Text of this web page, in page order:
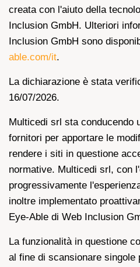
creata con l'aiuto della
Inclusion GmbH. Ulteriori
Inclusion GmbH sono
able.com/it.
La dichiarazione è stata
16/07/2026.
Multicedi srl sta conducendo
fornitori per apportare le
rendere i siti in questione
normative. Multicedi srl, con
progressivamente
inoltre implementato
Eye-Able di Web Inclusion
La funzionalità in questione
al fine di scansionare singole